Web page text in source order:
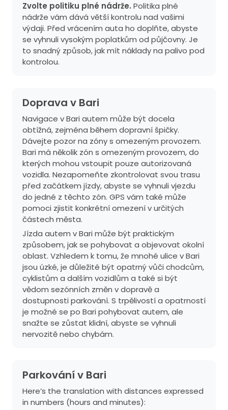
Zvolte politiku plné nádrže. Politika plné
nádrže vám dává větší kontrolu nad vašimi
výdaji. Před vrácením auta ho doplňte, abyste
se vyhnuli vysokým poplatkům od půjčovny. Je
to snadný způsob, jak mít náklady na palivo pod
kontrolou.
Doprava v Bari
Navigace v Bari autem může být docela
obtížná, zejména během dopravní špičky.
Dávejte pozor na zóny s omezeným provozem.
Bari má několik zón s omezeným provozem, do
kterých mohou vstoupit pouze autorizovaná
vozidla. Nezapomeňte zkontrolovat svou trasu
před začátkem jízdy, abyste se vyhnuli vjezdu
do jedné z těchto zón. GPS vám také může
pomoci zjistit konkrétní omezení v určitých
částech města.
Jízda autem v Bari může být praktickým
způsobem, jak se pohybovat a objevovat okolní
oblast. Vzhledem k tomu, že mnohé ulice v Bari
jsou úzké, je důležité být opatrný vůči chodcům,
cyklistům a dalším vozidlům a také si být
vědom sezónních změn v dopravě a
dostupnosti parkování. S trpělivostí a opatrností
je možné se po Bari pohybovat autem, ale
snažte se zůstat klidní, abyste se vyhnuli
nervozitě nebo chybám.
Parkování v Bari
Here’s the translation with distances expressed
in numbers (hours and minutes):